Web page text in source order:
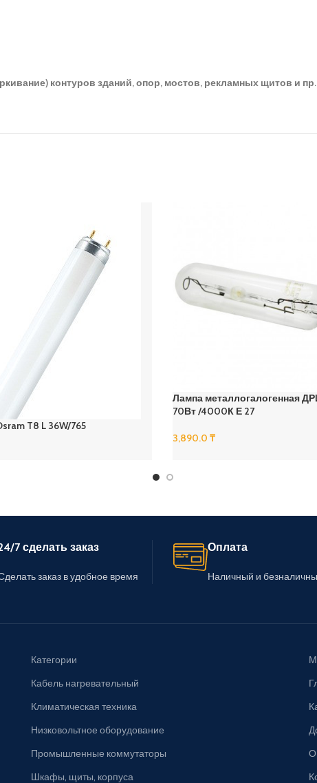
контуров зданий, опор, мостов, рекламных щитов и
T8 L 36W/765
Лампа металлогалогенная
70Вт /4000К Е 27
3,890.0₸
7 сделать заказ
заказ в удобное время
Оплата
Наличный и
Категории
Кабель нагревательный
Климатическая техника
Низковольтное оборудование
Промышленные коммутаторы
Шкафы, щиты, корпуса
О